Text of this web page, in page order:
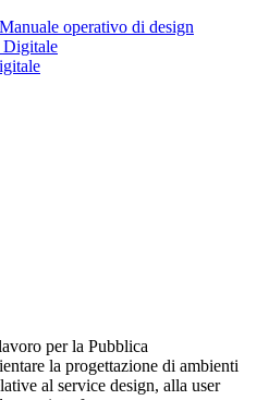
operativo di design
per la Pubblica
la progettazione di ambienti
al service design, alla user